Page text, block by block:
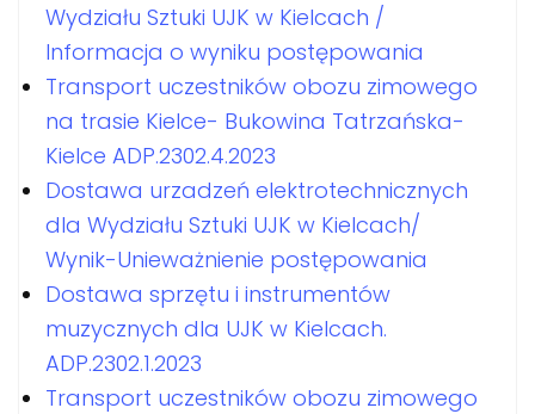
Wydziału Sztuki UJK w Kielcach /
Informacja o wyniku postępowania
Transport uczestników obozu zimowego
na trasie Kielce- Bukowina Tatrzańska-
Kielce ADP.2302.4.2023
Dostawa urzadzeń elektrotechnicznych
dla Wydziału Sztuki UJK w Kielcach/
Wynik-Unieważnienie postępowania
Dostawa sprzętu i instrumentów
muzycznych dla UJK w Kielcach.
ADP.2302.1.2023
Transport uczestników obozu zimowego